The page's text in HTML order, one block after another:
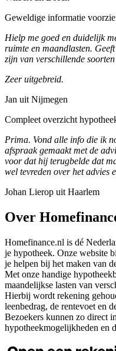
Geweldige informatie
Hielp me goed en duidelijk
ruimte en maandlasten.
zijn van verschillende
Zeer uitgebreid.
Jan uit Nijmegen
Compleet overzicht
Prima. Vond alle info die ik
afspraak gemaakt met de
voor dat hij terugbelde dat
wel tevreden over het advies
Johan Lierop uit Haarlem
Over
Homefinance.nl is dé
je hypotheek. Onze website
je helpen bij het maken van
Met onze handige
maandelijkse lasten van
Hierbij wordt rekening
leenbedrag, de rentevoet en
Bezoekers kunnen zo direct
hypotheekmogelijkheden en